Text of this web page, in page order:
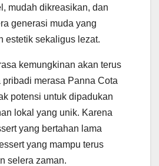
mudah dikreasikan, dan
generasi muda yang
estetik sekaligus lezat.
kemungkinan akan terus
pribadi merasa Panna Cota
potensi untuk dipadukan
lokal yang unik. Karena
yang bertahan lama
yang mampu terus
selera zaman.